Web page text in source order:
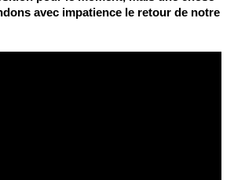
avec impatience le retour de notre